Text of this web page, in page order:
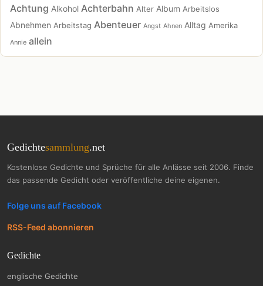
Achtung Alkohol Achterbahn Alter Album Arbeitslos
Abnehmen Arbeitstag Abenteuer Angst Ahnen Alltag Amerika
Annie allein
Gedichtesammlung.net
Kostenlose Gedichte und Sprüche für alle Anlässe seit 2006. Finde
das passende Gedicht oder veröffentliche deine eigenen.
Folge uns auf Facebook
RSS-Feed abonnieren
Gedichte
englische Gedichte